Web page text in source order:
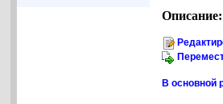
Описание:
В основной